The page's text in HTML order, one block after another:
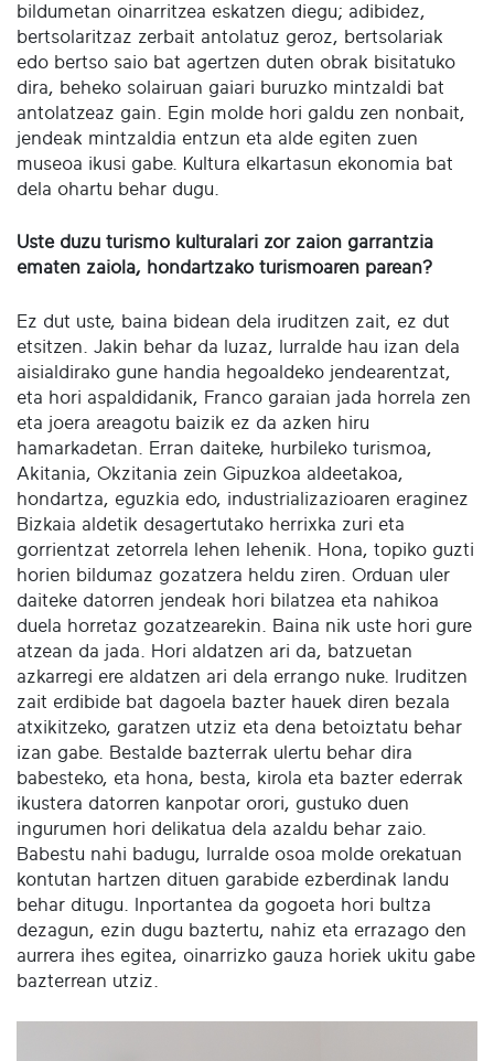
bildumetan oinarritzea eskatzen diegu; adibidez,
bertsolaritzaz zerbait antolatuz geroz, bertsolariak
edo bertso saio bat agertzen duten obrak bisitatuko
dira, beheko solairuan gaiari buruzko mintzaldi bat
antolatzeaz gain. Egin molde hori galdu zen nonbait,
jendeak mintzaldia entzun eta alde egiten zuen
museoa ikusi gabe. Kultura elkartasun ekonomia bat
dela ohartu behar dugu.
Uste duzu turismo kulturalari zor zaion garrantzia
ematen zaiola, hondartzako turismoaren parean?
Ez dut uste, baina bidean dela iruditzen zait, ez dut
etsitzen. Jakin behar da luzaz, lurralde hau izan dela
aisialdirako gune handia hegoaldeko jendearentzat,
eta hori aspaldidanik, Franco garaian jada horrela zen
eta joera areagotu baizik ez da azken hiru
hamarkadetan. Erran daiteke, hurbileko turismoa,
Akitania, Okzitania zein Gipuzkoa aldeetakoa,
hondartza, eguzkia edo, industrializazioaren eraginez
Bizkaia aldetik desagertutako herrixka zuri eta
gorrientzat zetorrela lehen lehenik. Hona, topiko guzti
horien bildumaz gozatzera heldu ziren. Orduan uler
daiteke datorren jendeak hori bilatzea eta nahikoa
duela horretaz gozatzearekin. Baina nik uste hori gure
atzean da jada. Hori aldatzen ari da, batzuetan
azkarregi ere aldatzen ari dela errango nuke. Iruditzen
zait erdibide bat dagoela bazter hauek diren bezala
atxikitzeko, garatzen utziz eta dena betoiztatu behar
izan gabe. Bestalde bazterrak ulertu behar dira
babesteko, eta hona, besta, kirola eta bazter ederrak
ikustera datorren kanpotar orori, gustuko duen
ingurumen hori delikatua dela azaldu behar zaio.
Babestu nahi badugu, lurralde osoa molde orekatuan
kontutan hartzen dituen garabide ezberdinak landu
behar ditugu. Inportantea da gogoeta hori bultza
dezagun, ezin dugu baztertu, nahiz eta errazago den
aurrera ihes egitea, oinarrizko gauza horiek ukitu gabe
bazterrean utziz.